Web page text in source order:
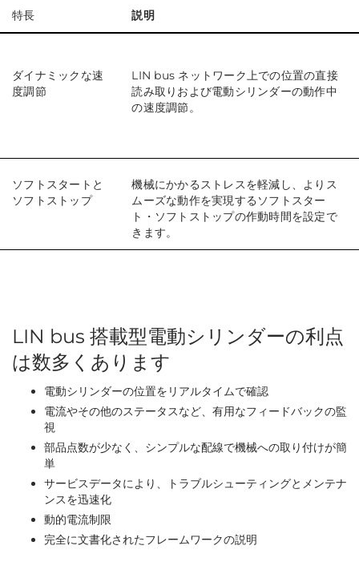
特長 説明
ダイナミックな速
度調節
LIN bus ネットワーク上での位置の直接
読み取りおよび電動シリンダーの動作中
の速度調節。
ソフトスタートと
ソフトストップ
機械にかかるストレスを軽減し、よりス
ムーズな動作を実現するソフトスター
ト・ソフトストップの作動時間を設定で
きます。
LIN bus 搭載型電動シリンダーの利点
は数多くあります
電動シリンダーの位置をリアルタイムで確認
電流やその他のステータスなど、有用なフィードバックの監
視
部品点数が少なく、シンプルな配線で機械への取り付けが簡
単
サービスデータにより、トラブルシューティングとメンテナ
ンスを迅速化
動的電流制限
完全に文書化されたフレームワークの説明